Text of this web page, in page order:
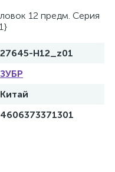
12 предм. Серия
27645-H12_z01
ЗУБР
Китай
4606373371301